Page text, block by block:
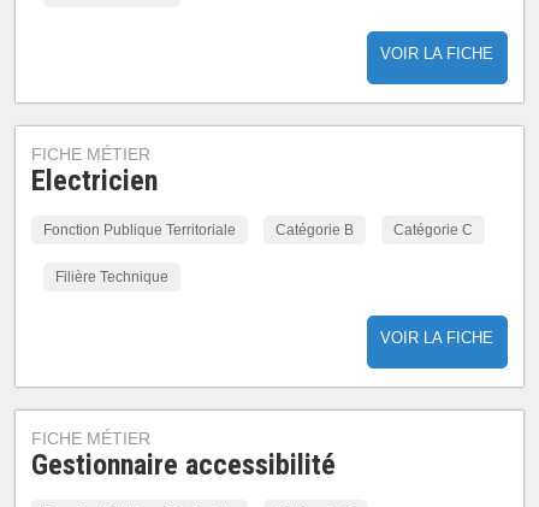
VOIR LA FICHE
FICHE MÉTIER
Electricien
Fonction Publique Territoriale Catégorie B Catégorie C
Filière Technique
VOIR LA FICHE
FICHE MÉTIER
Gestionnaire accessibilité